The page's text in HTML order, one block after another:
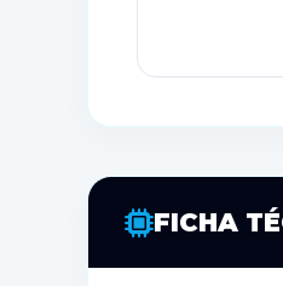
FICHA